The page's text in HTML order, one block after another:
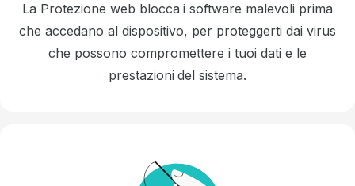
La Protezione web blocca i software malevoli prima
che accedano al dispositivo, per proteggerti dai virus
che possono compromettere i tuoi dati e le
prestazioni del sistema.